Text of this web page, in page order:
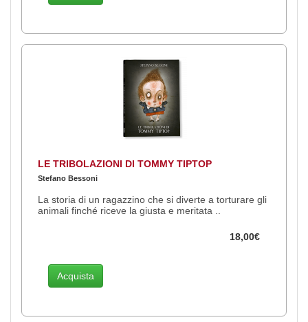
LE TRIBOLAZIONI DI TOMMY TIPTOP
Stefano Bessoni
La storia di un ragazzino che si diverte a torturare gli
animali finché riceve la giusta e meritata ..
18,00€
Acquista